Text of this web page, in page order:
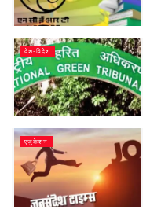
देश-विदेश
एजुकेशन